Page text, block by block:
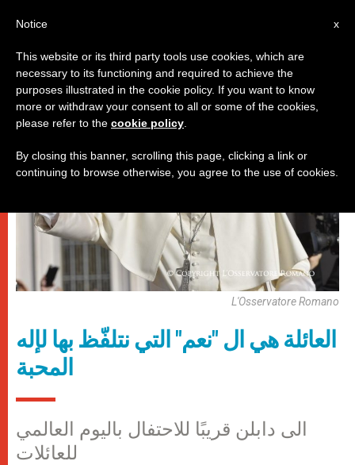
باباوات
L'Osservatore Romano
العائلة هي ال "نعم" التي نتلفّظ بها لإله
المحبة
الى دابلن قريبًا للاحتفال باليوم العالمي
للعائلات
x
Notice
This website or its third party tools use cookies, which are
necessary to its functioning and required to achieve the
purposes illustrated in the cookie policy. If you want to know
more or withdraw your consent to all or some of the cookies,
please refer to the cookie policy
By closing this banner, scrolling this page, clicking a link or
continuing to browse otherwise, you agree to the use of cookies.